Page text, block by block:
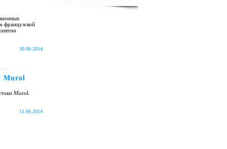
французской
30.06.2014
Murol
Murol.
11.06.2014